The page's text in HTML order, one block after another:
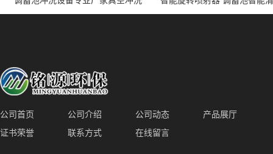
装置厂家青岛铭源环保减少堵塞设
点对点面对面旋转清洗
公司首页 公司介绍 公司动态
产品展厅
证书荣誉
联系方式 在线留言